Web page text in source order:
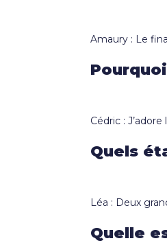
Amaury : Le
Cédric :
Quels
Léa : Deux
Quelle